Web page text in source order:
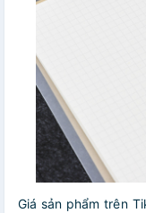
Giá sản phẩm trên